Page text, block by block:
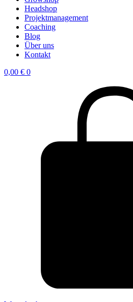
Headshop
Projektmanagement
Coaching
Blog
Über uns
Kontakt
0,00 € 0